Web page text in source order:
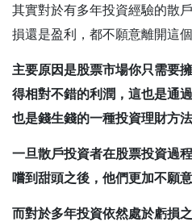
其實對於有多年投資經驗的散
損還是盈利，都不願意離開這個
主要原因是股票市場你只需要
得相對不錯的利潤，這也是通
也是錢生錢的一種投資理財方法
一旦散戶投資者在股票投資過
嚐到甜頭之後，他們更加不願
而對於多年投資依然處於虧損